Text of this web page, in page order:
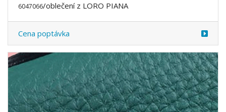
6047083/oblečení z LORO PIANA